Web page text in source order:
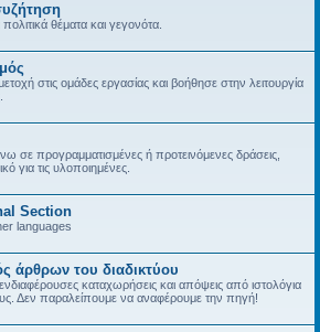
θέματα και γεγονότα.
στις ομάδες εργασίας και βοήθησε στην λειτουργία
σε προγραμματισμένες ή προτεινόμενες δράσεις,
για τις υλοποιημένες.
Section
languages
άρθρων του διαδικτύου
καταχωρήσεις και απόψεις από ιστολόγια
Δεν παραλείπουμε να αναφέρουμε την πηγή!